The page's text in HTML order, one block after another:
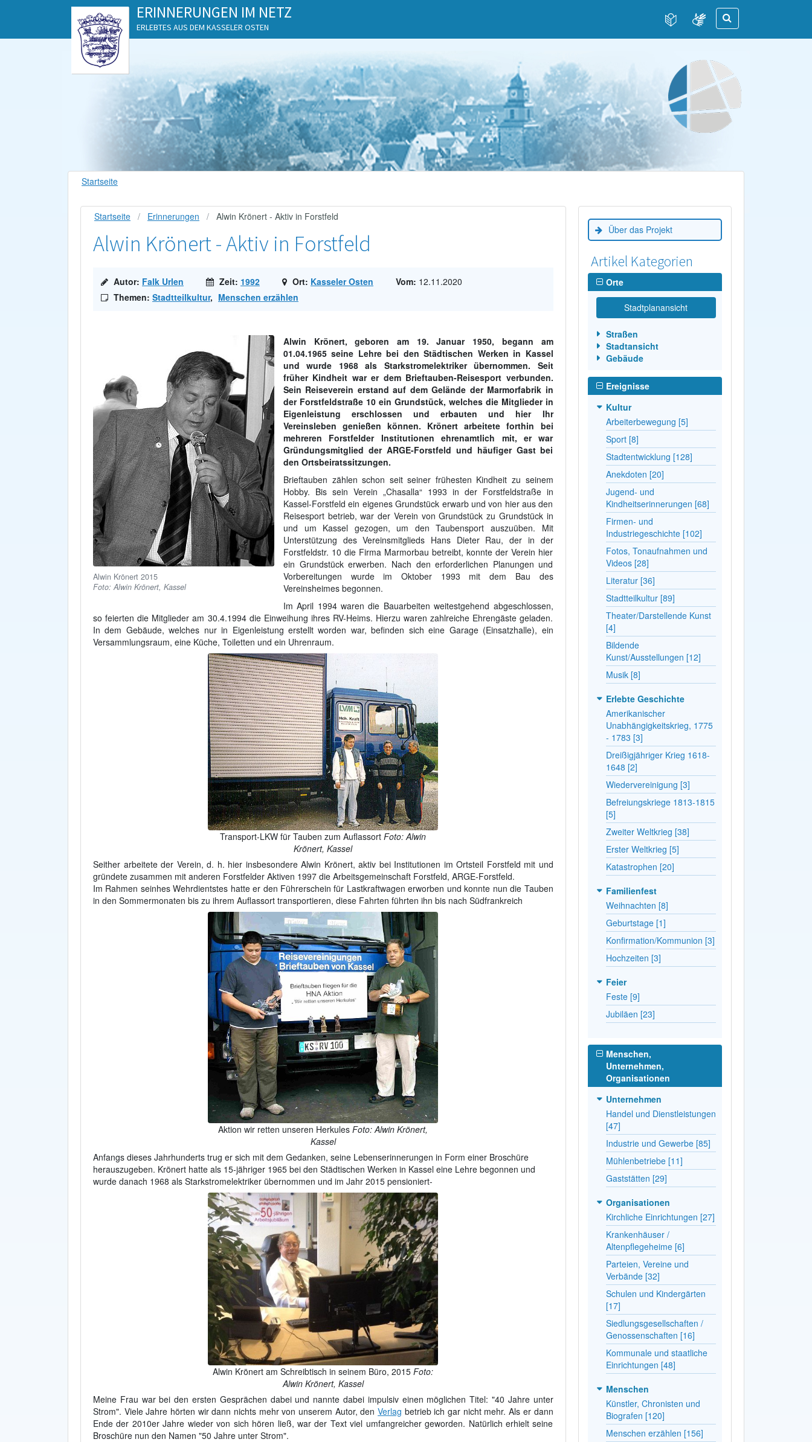
ERINNERUNGEN IM NETZ
ERLEBTES AUS DEM KASSELER OSTEN
Startseite
Startseite Erinnerungen Alwin Krönert - Aktiv in Forstfeld
Alwin Krönert - Aktiv in Forstfeld
Autor: Falk Urlen Zeit: 1992 Ort: Kasseler Osten Vom: 12.11.2020
Themen: Stadtteilkultur, Menschen erzählen
Alwin Krönert 2015
Foto: Alwin Krönert, Kassel
Alwin Krönert, geboren am 19. Januar 1950, begann am
01.04.1965 seine Lehre bei den Städtischen Werken in Kassel
und wurde 1968 als Starkstromelektriker übernommen. Seit
früher Kindheit war er dem Brieftauben-Reisesport verbunden.
Sein Reiseverein erstand auf dem Gelände der Marmorfabrik in
der Forstfeldstraße 10 ein Grundstück, welches die Mitglieder in
Eigenleistung erschlossen und erbauten und hier Ihr
Vereinsleben genießen können. Krönert arbeitete forthin bei
mehreren Forstfelder Institutionen ehrenamtlich mit, er war
Gründungsmitglied der ARGE-Forstfeld und häufiger Gast bei
den Ortsbeiratssitzungen.
Brieftauben zählen schon seit seiner frühesten Kindheit zu seinem
Hobby. Bis sein Verein „Chasalla“ 1993 in der Forstfeldstraße in
Kassel-Forstfeld ein eigenes Grundstück erwarb und von hier aus den
Reisesport betrieb, war der Verein von Grundstück zu Grundstück in
und um Kassel gezogen, um den Taubensport auszuüben. Mit
Unterstützung des Vereinsmitglieds Hans Dieter Rau, der in der
Forstfeldstr. 10 die Firma Marmorbau betreibt, konnte der Verein hier
ein Grundstück erwerben. Nach den erforderlichen Planungen und
Vorbereitungen wurde im Oktober 1993 mit dem Bau des
Vereinsheimes begonnen.
Im April 1994 waren die Bauarbeiten weitestgehend abgeschlossen,
so feierten die Mitglieder am 30.4.1994 die Einweihung ihres RV-Heims. Hierzu waren zahlreiche Ehrengäste geladen.
In dem Gebäude, welches nur in Eigenleistung erstellt worden war, befinden sich eine Garage (Einsatzhalle), ein
Versammlungsraum, eine Küche, Toiletten und ein Uhrenraum.
Transport-LKW für Tauben zum AuflassortFoto: Alwin
Krönert, Kassel
Seither arbeitete der Verein, d. h. hier insbesondere Alwin Krönert, aktiv bei Institutionen im Ortsteil Forstfeld mit und
gründete zusammen mit anderen Forstfelder Aktiven 1997 die Arbeitsgemeinschaft Forstfeld, ARGE-Forstfeld.
Im Rahmen seinhes Wehrdientstes hatte er den Führerschein für Lastkraftwagen erworben und konnte nun die Tauben
in den Sommermonaten bis zu ihrem Auflassort transportieren, diese Fahrten führten ihn bis nach Südfrankreich
Aktion wir retten unseren HerkulesFoto: Alwin Krönert,
Kassel
Anfangs dieses Jahrhunderts trug er sich mit dem Gedanken, seine Lebenserinnerungen in Form einer Broschüre
herauszugeben. Krönert hatte als 15-jähriger 1965 bei den Städtischen Werken in Kassel eine Lehre begonnen und
wurde danach 1968 als Starkstromelektriker übernommen und im Jahr 2015 pensioniert-
Alwin Krönert am Schreibtisch in seinem Büro, 2015Foto:
Alwin Krönert, Kassel
Meine Frau war bei den ersten Gesprächen dabei und nannte dabei impulsiv einen möglichen Titel: "40 Jahre unter
Strom". Viele Jahre hörten wir dann nichts mehr von unserem Autor, denVerlag betrieb ich gar nicht mehr. Als er dann
Ende der 2010er Jahre wieder von sich hören ließ, war der Text viel umfangreicher geworden. Natürlich erhielt seine
Broschüre nun den Namen "50 Jahre unter Strom".
Über das Projekt
Artikel Kategorien
Orte
Stadtplanansicht
Straßen
Stadtansicht
Gebäude
Ereignisse
Kultur
Arbeiterbewegung [5]
Sport [8]
Stadtentwicklung [128]
Anekdoten [20]
Jugend- und
Kindheitserinnerungen [68]
Firmen- und
Industriegeschichte [102]
Fotos, Tonaufnahmen und
Videos [28]
Literatur [36]
Stadtteilkultur [89]
Theater/Darstellende Kunst
[4]
Bildende
Kunst/Ausstellungen [12]
Musik [8]
Erlebte Geschichte
Amerikanischer
Unabhängigkeitskrieg, 1775
- 1783 [3]
Dreißigjähriger Krieg 1618-
1648 [2]
Wiedervereinigung [3]
Befreiungskriege 1813-1815
[5]
Zweiter Weltkrieg [38]
Erster Weltkrieg [5]
Katastrophen [20]
Familienfest
Weihnachten [8]
Geburtstage [1]
Konfirmation/Kommunion [3]
Hochzeiten [3]
Feier
Feste [9]
Jubiläen [23]
Menschen,
Unternehmen,
Organisationen
Unternehmen
Handel und Dienstleistungen
[47]
Industrie und Gewerbe [85]
Mühlenbetriebe [11]
Gaststätten [29]
Organisationen
Kirchliche Einrichtungen [27]
Krankenhäuser /
Altenpflegeheime [6]
Parteien, Vereine und
Verbände [32]
Schulen und Kindergärten
[17]
Siedlungsgesellschaften /
Genossenschaften [16]
Kommunale und staatliche
Einrichtungen [48]
Menschen
Künstler, Chronisten und
Biografen [120]
Menschen erzählen [156]